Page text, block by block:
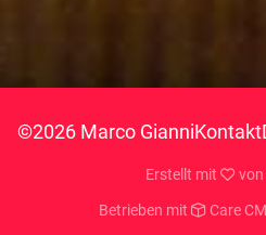
©2026 Marco GianniKontakt
Erstellt mit von
Betrieben mit Care